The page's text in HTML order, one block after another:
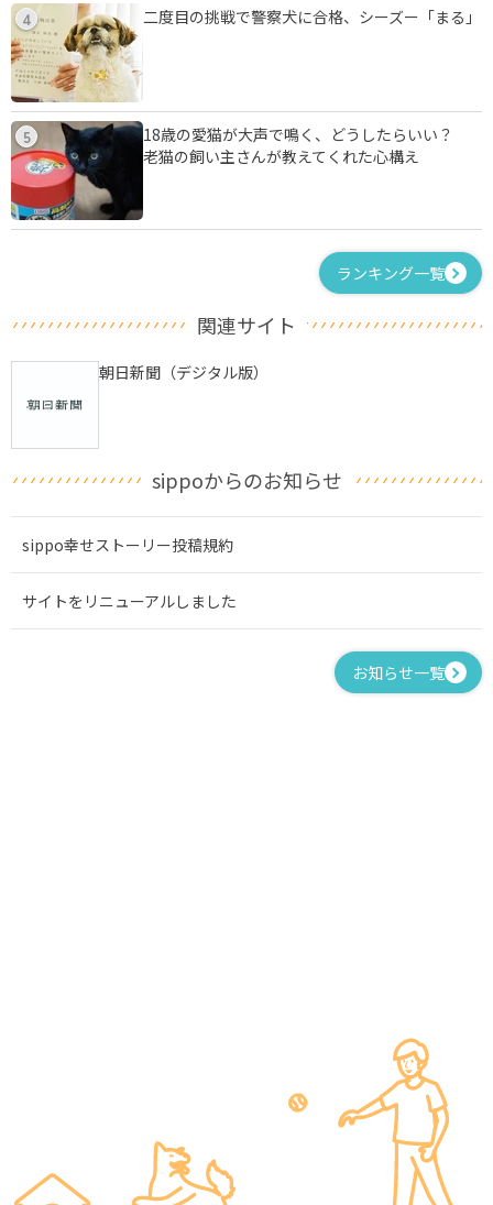
4 二度目の挑戦で警察犬に合格、シーズー「まる」
5
18歳の愛猫が大声で鳴く、どうしたらいい？
老猫の飼い主さんが教えてくれた心構え
ランキング一覧
関連サイト
朝日新聞（デジタル版）
sippoからのお知らせ
sippo幸せストーリー投稿規約
サイトをリニューアルしました
お知らせ一覧